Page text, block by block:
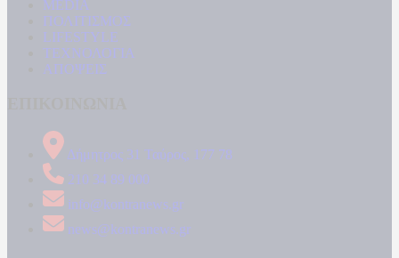
MEDIA
ΠΟΛΙΤΙΣΜΟΣ
LIFESTYLE
ΤΕΧΝΟΛΟΓΙΑ
ΑΠΟΨΕΙΣ
Δήμητρος 31 Ταύρος, 177 78
210 34 89 000
info@kontranews.gr
news@kontranews.gr